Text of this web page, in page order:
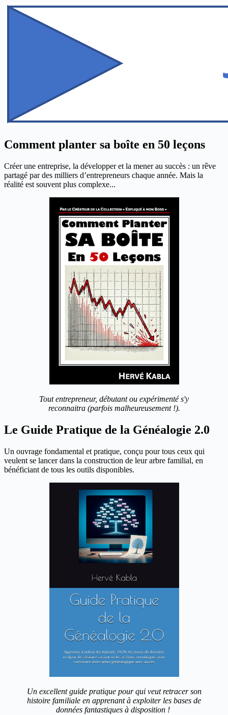
Comment planter sa boîte en 50 leçons
Créer une entreprise, la développer et la mener au succès : un rêve
partagé par des milliers d’entrepreneurs chaque année. Mais la
réalité est souvent plus complexe...
Tout entrepreneur, débutant ou expérimenté s'y
reconnaitra (parfois malheureusement !).
Le Guide Pratique de la Généalogie 2.0
Un ouvrage fondamental et pratique, conçu pour tous ceux qui
veulent se lancer dans la construction de leur arbre familial, en
bénéficiant de tous les outils disponibles.
Un excellent guide pratique pour qui veut retracer son
histoire familiale en apprenant à exploiter les bases de
données fantastiques à disposition !